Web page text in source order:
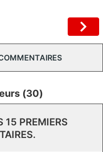
(30)
15 PREMIERS